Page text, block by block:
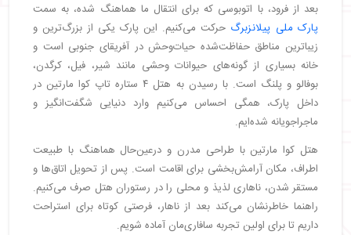
بعد از فرود، با اتوبوسی که برای انتقال ما هماهنگ شده، به سمت
پارک ملی پیلانزبرگ حرکت می‌کنیم. این پارک یکی از بزرگ‌ترین و
زیباترین مناطق حفاظت‌شده حیات‌وحش در آفریقای جنوبی است و
خانه بسیاری از گونه‌های حیوانات وحشی مانند شیر، فیل، کرگدن،
بوفالو و پلنگ است. با رسیدن به هتل ۴ ستاره تاپ کوا مارتین در
داخل پارک، همگی احساس می‌کنیم وارد دنیایی شگفت‌انگیز و
ماجراجویانه شده‌ایم.
هتل کوا مارتین با طراحی مدرن و درعین‌حال هماهنگ با طبیعت
اطراف، مکان آرامش‌بخشی برای اقامت است. پس از تحویل اتاق‌ها و
مستقر شدن، ناهاری لذیذ و محلی را در رستوران هتل صرف می‌کنیم.
راهنما خاطرنشان می‌کند بعد از ناهار، فرصتی کوتاه برای استراحت
داریم تا برای اولین تجربه سافاری‌مان آماده شویم.